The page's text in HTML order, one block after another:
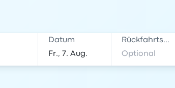
Datum Rückfahrtsdatum